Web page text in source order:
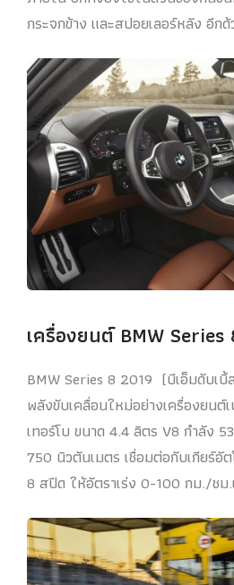
กระจกข้าง และสปอยเลอร์หลัง อีกด้
เครื่องยนต์ BMW Series
BMW Series 8 2019 (บีเอ็มดับเ
พลังขับเคลื่อนใหม่อย่างเครื่องยน
เทอร์โบ ขนาด 4.4 ลิตร V8 กำลัง
750 นิวตันเมตร เชื่อมต่อกับเกียร์
8 สปีด ให้อัตราเร่ง 0-100 กม./ชม